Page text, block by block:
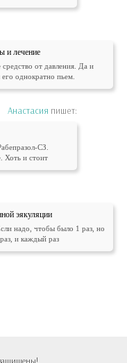
и лечение
от давления. Да и
однократно пьем.
Анастасия пишет:
СЗ.
Хоть и стоит
эякуляции
надо, чтобы было 1 раз, но
и каждый раз